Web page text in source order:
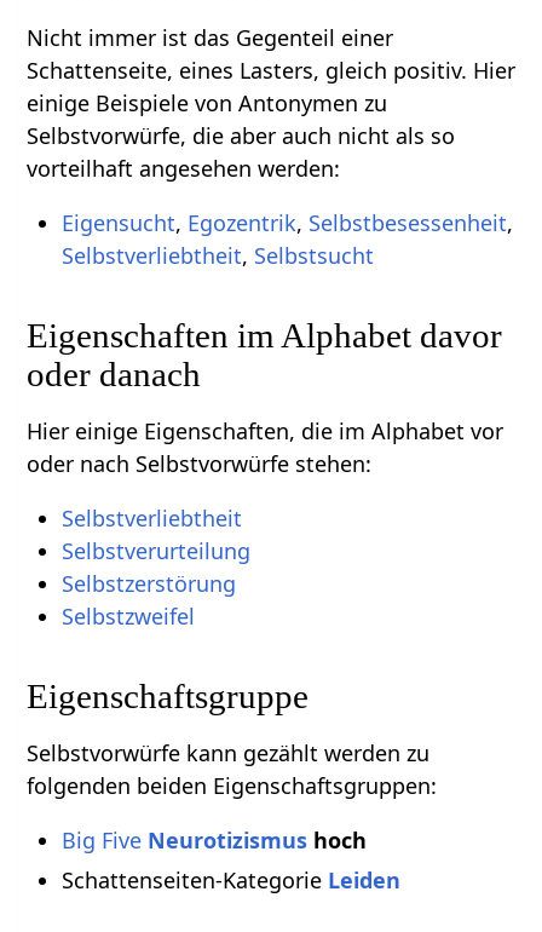
Nicht immer ist das Gegenteil einer
Schattenseite, eines Lasters, gleich positiv. Hier
einige Beispiele von Antonymen zu
Selbstvorwürfe, die aber auch nicht als so
vorteilhaft angesehen werden:
Eigensucht, Egozentrik, Selbstbesessenheit,
Selbstverliebtheit, Selbstsucht
Eigenschaften im Alphabet davor
oder danach
Hier einige Eigenschaften, die im Alphabet vor
oder nach Selbstvorwürfe stehen:
Selbstverliebtheit
Selbstverurteilung
Selbstzerstörung
Selbstzweifel
Eigenschaftsgruppe
Selbstvorwürfe kann gezählt werden zu
folgenden beiden Eigenschaftsgruppen:
Big Five Neurotizismushoch
Schattenseiten-Kategorie Leiden